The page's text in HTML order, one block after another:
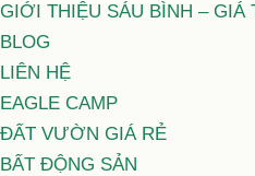
GIỚI THIỆU SÁU BÌNH – GIÁ
BLOG
LIÊN HỆ
EAGLE CAMP
ĐẤT VƯỜN GIÁ RẺ
BẤT ĐỘNG SẢN